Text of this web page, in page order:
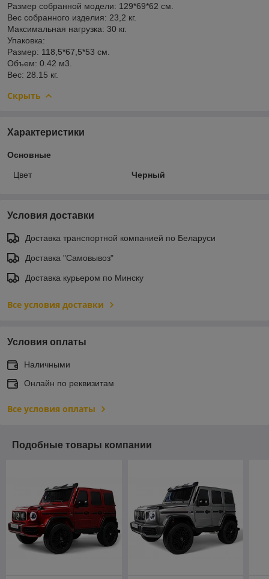
Размер собранной модели: 129*69*62 см.
Вес собранного изделия: 23,2 кг.
Максимальная нагрузка: 30 кг.
Упаковка:
Размер: 118,5*67,5*53 см.
Объем: 0.42 м3.
Вес: 28.15 кг.
Скрыть
Характеристики
Основные
Цвет Черный
Условия доставки
Доставка транспортной компанией по Беларуси
Доставка "Самовывоз"
Доставка курьером по Минску
Все условия доставки
Условия оплаты
Наличными
Онлайн по реквизитам
Все условия оплаты
Подобные товары компании